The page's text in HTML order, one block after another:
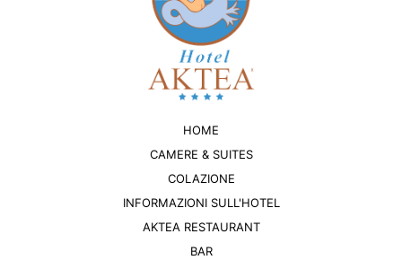
HOME
CAMERE & SUITES
COLAZIONE
INFORMAZIONI SULL'HOTEL
AKTEA RESTAURANT
BAR